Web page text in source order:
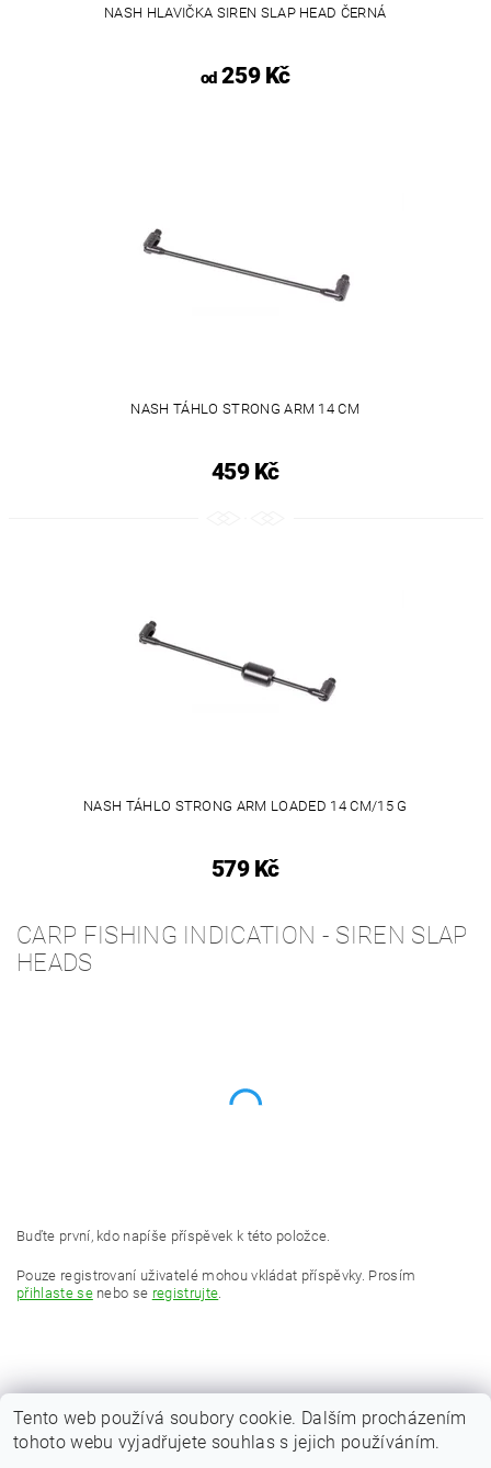
NASH HLAVIČKA SIREN SLAP HEAD ČERNÁ
od259 Kč
NASH TÁHLO STRONG ARM 14 CM
459 Kč
NASH TÁHLO STRONG ARM LOADED 14 CM/15 G
579 Kč
CARP FISHING INDICATION - SIREN SLAP
HEADS
Buďte první, kdo napíše příspěvek k této položce.
Pouze registrovaní uživatelé mohou vkládat příspěvky. Prosím
přihlaste senebo se registrujte.
Zboží.cz Heureka.cz
Tento web používá soubory cookie. Dalším procházením
tohoto webu vyjadřujete souhlas s jejich používáním.